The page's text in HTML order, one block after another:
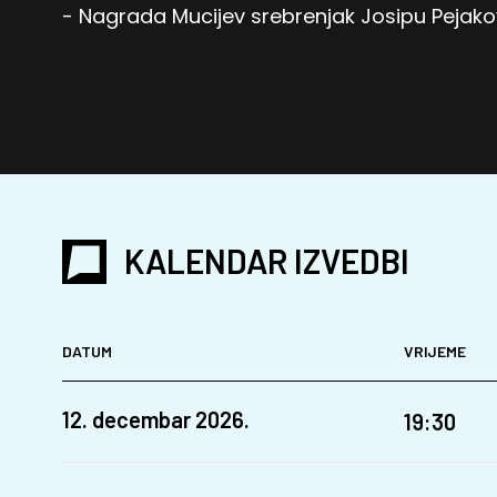
- Nagrada Mucijev srebrenjak Josipu
KALENDAR IZVEDBI
DATUM VRIJEME
12. decembar 2026. 19:30